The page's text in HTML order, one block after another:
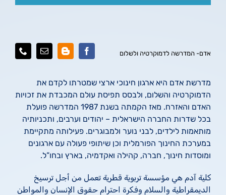
אדם- המדרשה לדמוקרטיה ולשלום
מדרשת אדם היא ארגון חינוכי ארצי שמטרתו לקדם את
הדמוקרטיה והשלום, ולבסס תפיסת עולם המכבדת את זכויות
האדם והאזרח. מאז הקמתה בשנת 1987 המדרשה פועלת
בכל שדרות החברה הישראלית – יהודים וערבים, ותכניותיה
מותאמות לילדים, לבני נוער ולמבוגרים. פעילותה מתקיימת
במערכת החינוך הפורמלית וכן שיתופי פעולה עם ארגונים
ומוסדות חינוך, חברה, קהילה ואקדמיה, בארץ ובחו”ל.
كلية آدم هي مؤسسة تربوية قطرية تعمل من أجل ترسيخ
الديمقراطية والسلام وفكرة احترام حقوق الإنسان والمواطن